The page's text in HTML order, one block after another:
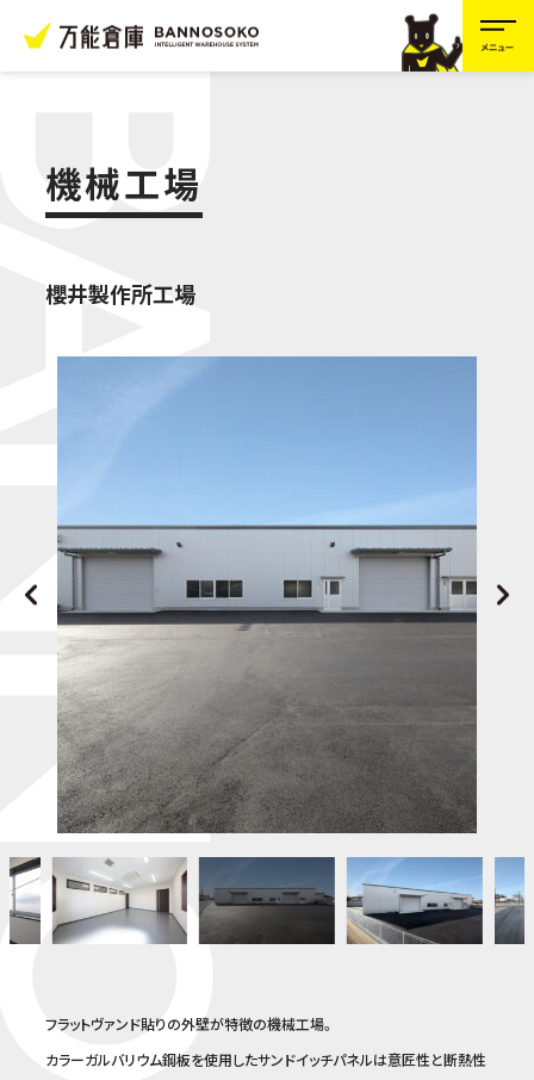
万能倉庫とは？
完成までの流れ
お問い合わせ
会社概要
プライバシーポリシー
機械工場
櫻井製作所工場
フラットヴァンド貼りの外壁が特徴の機械工場。
カラーガルバリウム鋼板を使用したサンドイッチパネルは意匠性と断熱性